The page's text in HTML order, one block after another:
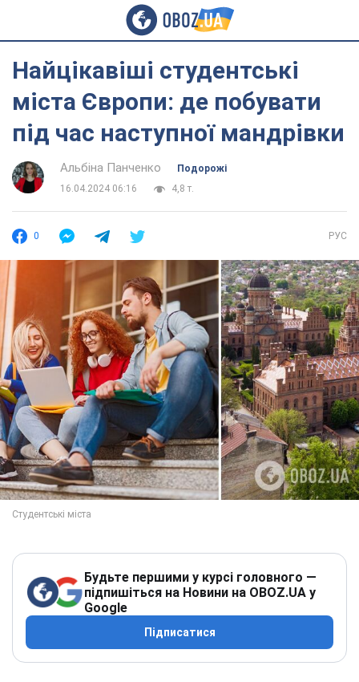
Найцікавіші студентські
міста Європи: де побувати
під час наступної мандрівки
Альбіна Панченко
Подорожі
16.04.2024 06:16
4,8 т.
0 РУС
Будьте першими у курсі головного —
підпишіться на Новини на OBOZ.UA у
Google
Підписатися